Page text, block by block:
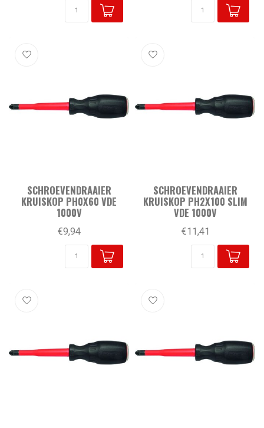
SCHROEVENDRAAIER
KRUISKOP PH0X60 VDE
1000V
€9,94
SCHROEVENDRAAIER
KRUISKOP PH2X100 SLIM
VDE 1000V
€11,41